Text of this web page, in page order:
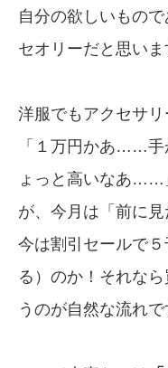
自分の欲しいもの
セオリーだと思いま
洋服でもアクセサ
「１万円かあ……手
ょっと高いなあ……
が、今月は「前に見
今は割引セールで
る）のか！それな
うのが自然な流れで